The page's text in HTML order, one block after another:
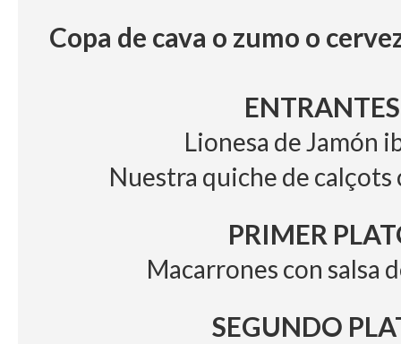
Copa de cava o zumo o
ENTRANTES
Lionesa de Jamón
Nuestra quiche de calçots
PRIMER
Macarrones con salsa
SEGUNDO